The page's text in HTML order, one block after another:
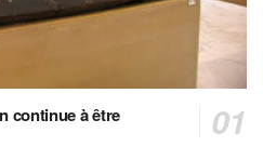
continue à être